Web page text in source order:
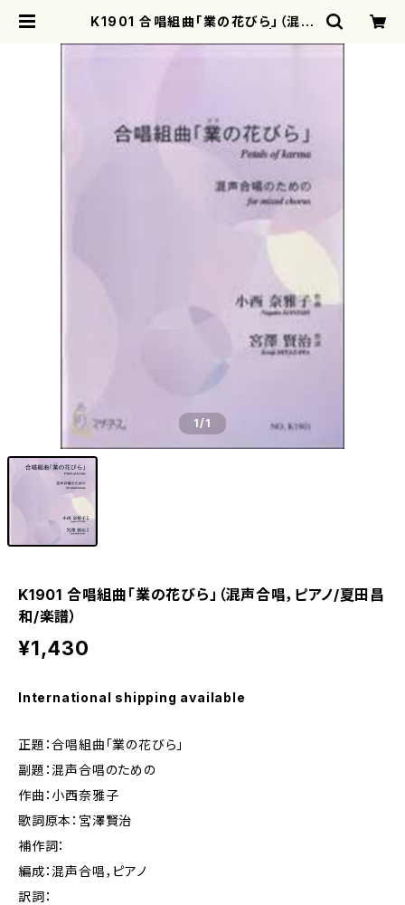
K1901 合唱組曲「業の花びら」（混声
erearth
1/1
K1901 合唱組曲「業の花びら」（混声合唱，ピアノ/夏田昌
和/楽譜）
¥1,430
International shipping available
正題：合唱組曲「業の花びら」
副題：混声合唱のための
作曲：小西奈雅子
歌詞原本：宮澤賢治
補作詞：
編成：混声合唱，ピアノ
訳詞：